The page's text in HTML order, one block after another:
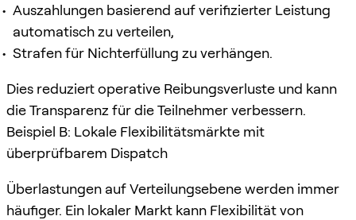
Auszahlungen basierend auf verifizierter Leistung
automatisch zu verteilen,
Strafen für Nichterfüllung zu verhängen.
Dies reduziert operative Reibungsverluste und kann
die Transparenz für die Teilnehmer verbessern.
Beispiel B: Lokale Flexibilitätsmärkte mit
überprüfbarem Dispatch
Überlastungen auf Verteilungsebene werden immer
häufiger. Ein lokaler Markt kann Flexibilität von